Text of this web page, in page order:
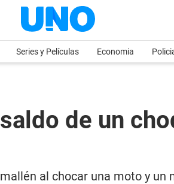
Series y Películas Economia
de un
al chocar una moto y